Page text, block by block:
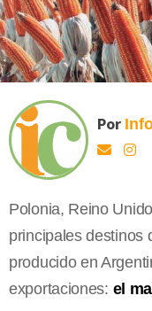
Por
Polonia, Reino
principales destinos
producido en
exportaciones: el